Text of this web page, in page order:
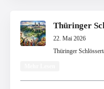
Thüringer
22. Mai 2026
Thüringer